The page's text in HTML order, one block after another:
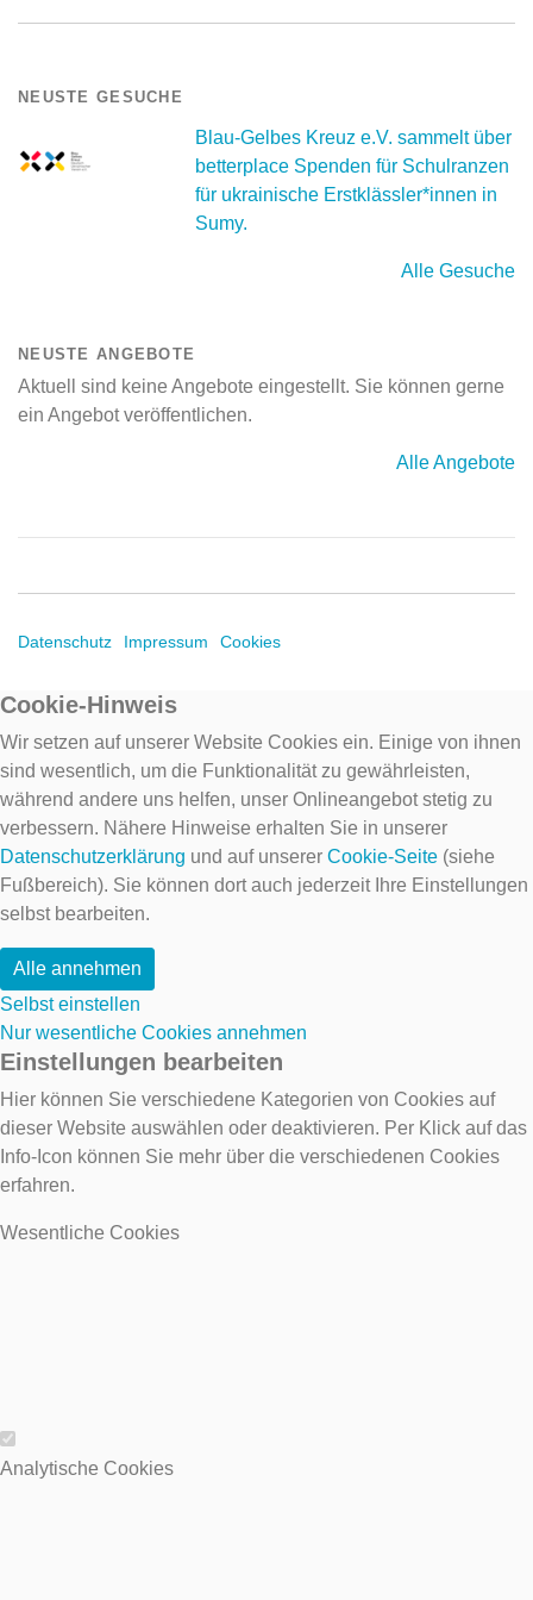
NEUSTE GESUCHE
Blau-Gelbes Kreuz e.V. sammelt über
betterplace Spenden für Schulranzen
für ukrainische Erstklässler*innen in
Sumy.
Alle Gesuche
NEUSTE ANGEBOTE
Aktuell sind keine Angebote eingestellt. Sie können gerne
ein Angebot veröffentlichen.
Alle Angebote
Datenschutz Impressum Cookies
Cookie-Hinweis
Wir setzen auf unserer Website Cookies ein. Einige von ihnen
sind wesentlich, um die Funktionalität zu gewährleisten,
während andere uns helfen, unser Onlineangebot stetig zu
verbessern. Nähere Hinweise erhalten Sie in unserer
Datenschutzerklärung und auf unserer Cookie-Seite (siehe
Fußbereich). Sie können dort auch jederzeit Ihre Einstellungen
selbst bearbeiten.
Alle annehmen
Selbst einstellen
Nur wesentliche Cookies annehmen
Einstellungen bearbeiten
Hier können Sie verschiedene Kategorien von Cookies auf
dieser Website auswählen oder deaktivieren. Per Klick auf das
Info-Icon können Sie mehr über die verschiedenen Cookies
erfahren.
Wesentliche Cookies
Wesentliche Cookies
Analytische Cookies